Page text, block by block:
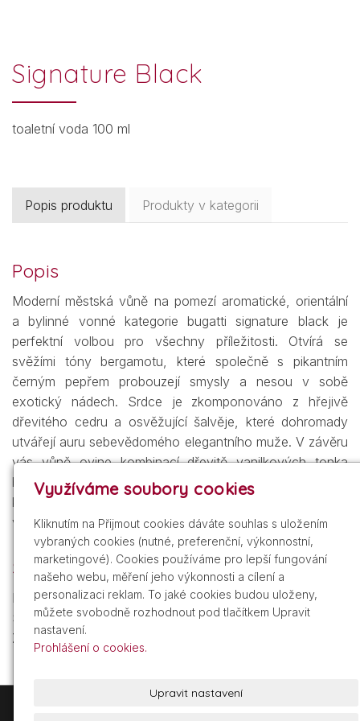
Signature Black
toaletní voda 100 ml
Popis produktu Produkty v kategorii
Popis
Moderní městská vůně na pomezí aromatické, orientální
a bylinné vonné kategorie bugatti signature black je
perfektní volbou pro všechny příležitosti. Otvírá se
svěžími tóny bergamotu, které společně s pikantním
černým pepřem probouzejí smysly a nesou v sobě
exotický nádech. Srdce je zkomponováno z hřejivě
dřevitého cedru a osvěžující šalvěje, které dohromady
utvářejí auru sebevědomého elegantního muže. V závěru
vás vůně ovine kombinací dřevitě vanilkových tonka
bobů, hřejivě suché ambry a stimulujícího sladkého
kakaa. Výsledkem je dlouhotrvající vůně, která bude
vaším společníkem po celý den.
Složení
Hlava:bergamot, černý pepř, pepř
Srdce:cedrové dřevo, šalvěj
Základ:tonka boby, ambra, kakao
Využíváme soubory cookies
Kliknutím na Přijmout cookies dáváte souhlas s uložením
vybraných cookies (nutné, preferenční, výkonnostní,
marketingové). Cookies používáme pro lepší fungování
našeho webu, měření jeho výkonnosti a cílení a
personalizaci reklam. To jaké cookies budou uloženy,
můžete svobodně rozhodnout pod tlačítkem Upravit
nastavení.
Prohlášení o cookies.
Upravit nastavení